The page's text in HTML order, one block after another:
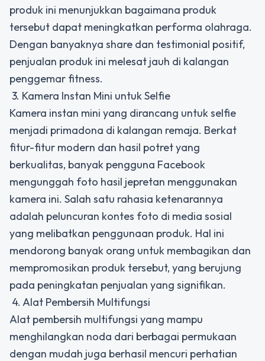
produk ini menunjukkan bagaimana produk
tersebut dapat meningkatkan performa olahraga.
Dengan banyaknya share dan testimonial positif,
penjualan produk ini melesat jauh di kalangan
penggemar fitness.
3. Kamera Instan Mini untuk Selfie
Kamera instan mini yang dirancang untuk selfie
menjadi primadona di kalangan remaja. Berkat
fitur-fitur modern dan hasil potret yang
berkualitas, banyak pengguna Facebook
mengunggah foto hasil jepretan menggunakan
kamera ini. Salah satu rahasia ketenarannya
adalah peluncuran kontes foto di media sosial
yang melibatkan penggunaan produk. Hal ini
mendorong banyak orang untuk membagikan dan
mempromosikan produk tersebut, yang berujung
pada peningkatan penjualan yang signifikan.
4. Alat Pembersih Multifungsi
Alat pembersih multifungsi yang mampu
menghilangkan noda dari berbagai permukaan
dengan mudah juga berhasil mencuri perhatian